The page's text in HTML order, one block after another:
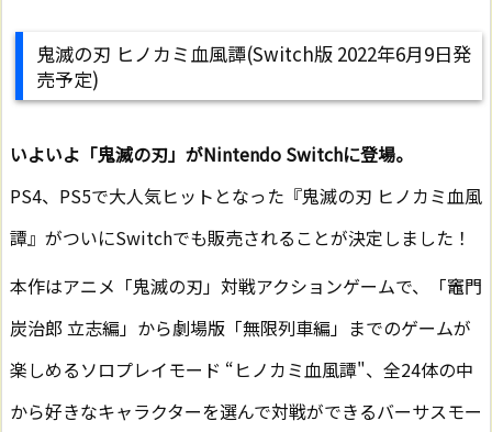
鬼滅の刃 ヒノカミ血風譚(Switch版 2022年6月9日発
売予定)
いよいよ「鬼滅の刃」がNintendo Switchに登場。
PS4、PS5で大人気ヒットとなった『鬼滅の刃 ヒノカミ血風
譚』がついにSwitchでも販売されることが決定しました！
本作はアニメ「鬼滅の刃」対戦アクションゲームで、「竈門
炭治郎 立志編」から劇場版「無限列車編」までのゲームが
楽しめるソロプレイモード “ヒノカミ血風譚"、全24体の中
から好きなキャラクターを選んで対戦ができるバーサスモー